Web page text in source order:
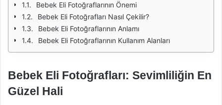
Bebek Eli Fotoğraflarının Önemi
Bebek Eli Fotoğrafları Nasıl Çekilir?
Bebek Eli Fotoğraflarının Anlamı
Bebek Eli Fotoğraflarının Kullanım Alanları
Bebek Eli Fotoğrafları: Sevimliliğin En
Güzel Hali